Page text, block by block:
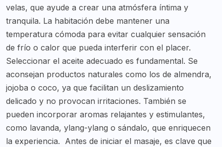
velas, que ayude a crear una atmósfera íntima y
tranquila. La habitación debe mantener una
temperatura cómoda para evitar cualquier sensación
de frío o calor que pueda interferir con el placer.
Seleccionar el aceite adecuado es fundamental. Se
aconsejan productos naturales como los de almendra,
jojoba o coco, ya que facilitan un deslizamiento
delicado y no provocan irritaciones. También se
pueden incorporar aromas relajantes y estimulantes,
como lavanda, ylang-ylang o sándalo, que enriquecen
la experiencia. Antes de iniciar el masaje, es clave que